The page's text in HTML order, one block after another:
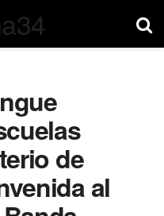
de
al